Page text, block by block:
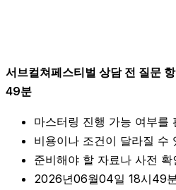
서브컬쳐페스티벌 상담 전 질문
49분
마스터링 진행 가능 여부를
비용이나 조건이 달라질 수
준비해야 할 자료나 사전
2026년06월04일 18시49